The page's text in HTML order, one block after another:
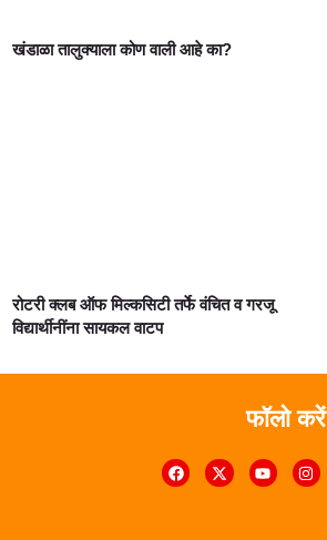
खंडाळा तालुक्याला कोण वाली आहे का?
रोटरी क्लब ऑफ मिल्कसिटी तर्फे वंचित व गरजू
विद्यार्थीनींना सायकल वाटप
फॉलो करें